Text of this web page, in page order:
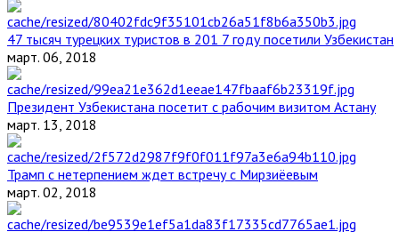
47 тысяч турецких туристов в 201 7 году посетили Узбекистан
март. 06, 2018
Президент Узбекистана посетит с рабочим визитом Астану
март. 13, 2018
Трамп с нетерпением ждет встречу с Мирзиёевым
март. 02, 2018